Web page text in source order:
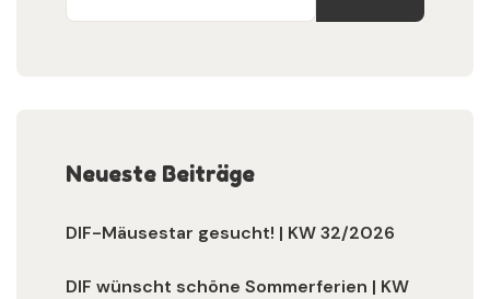
Neueste Beiträge
DIF-Mäusestar gesucht! | KW 32/2026
DIF wünscht schöne Sommerferien | KW